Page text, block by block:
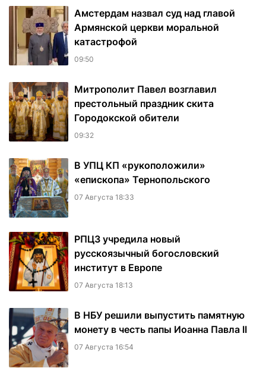
Амстердам назвал суд над главой
Армянской церкви моральной
катастрофой
09:50
Митрополит Павел возглавил
престольный праздник скита
Городокской обители
09:32
В УПЦ КП «рукоположили»
«епископа» Тернопольского
07 Августа 18:33
РПЦЗ учредила новый
русскоязычный богословский
институт в Европе
07 Августа 18:13
В НБУ решили выпустить памятную
монету в честь папы Иоанна Павла II
07 Августа 16:54